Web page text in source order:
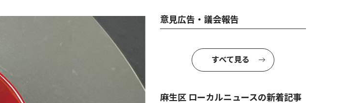
意見広告・議会報告
すべて見る
麻生区 ローカルニュースの新着記事